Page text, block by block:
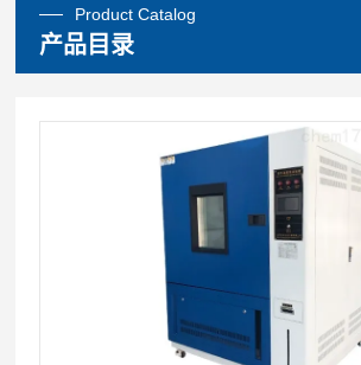
Product Catalog
产品目录